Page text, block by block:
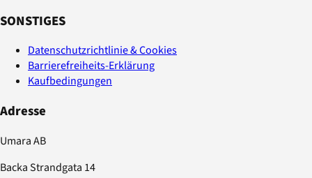
SONSTIGES
Datenschutzrichtlinie & Cookies
Barrierefreiheits-Erklärung
Kaufbedingungen
Adresse
Umara AB
Backa Strandgata 14